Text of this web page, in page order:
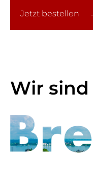
Jetzt bestellen
Wir sind